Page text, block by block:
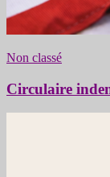
Non classé
Circulaire